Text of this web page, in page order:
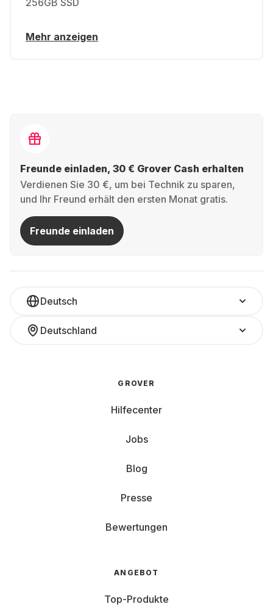
256GB SSD
Mehr anzeigen
Freunde einladen, 30 € Grover Cash erhalten
Verdienen Sie 30 €, um bei Technik zu sparen,
und Ihr Freund erhält den ersten Monat gratis.
Freunde einladen
Deutsch
Deutschland
GROVER
Hilfecenter
Jobs
Blog
Presse
Bewertungen
ANGEBOT
Top-Produkte